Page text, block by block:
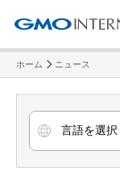
ホーム ニュース